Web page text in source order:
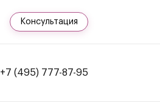
Консультация
+7 (495) 777-87-95